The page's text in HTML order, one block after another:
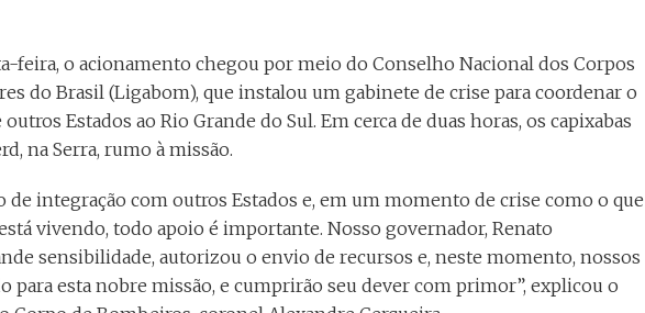
feira, o acionamento chegou por meio do Conselho Nacional dos Corpos
do Brasil (Ligabom), que instalou um gabinete de crise para coordenar o
Estados ao Rio Grande do Sul. Em cerca de duas horas, os capixabas
na Serra, rumo à missão.
integração com outros Estados e, em um momento de crise como o que
vivendo, todo apoio é importante. Nosso governador, Renato
sensibilidade, autorizou o envio de recursos e, neste momento, nossos
para esta nobre missão, e cumprirão seu dever com primor”, explicou o